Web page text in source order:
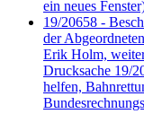
ein neues
19/20658 -
der
Erik Holm,
Drucksache 19/
helfen,